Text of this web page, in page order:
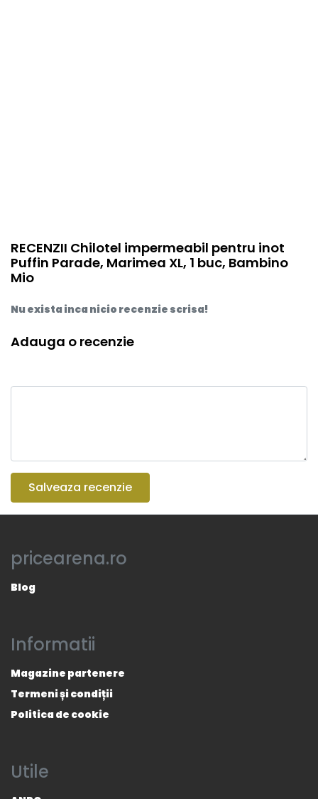
RECENZII Chilotel impermeabil pentru inot
Puffin Parade, Marimea XL, 1 buc, Bambino
Mio
Nu exista inca nicio recenzie scrisa!
Adauga o recenzie
Salveaza recenzie
pricearena.ro
Blog
Informatii
Magazine partenere
Termeni și condiții
Politica de cookie
Utile